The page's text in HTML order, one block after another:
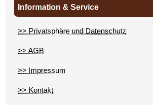
Information & Service
>> Privatsphäre und Datenschutz
>> AGB
>> Impressum
>> Kontakt